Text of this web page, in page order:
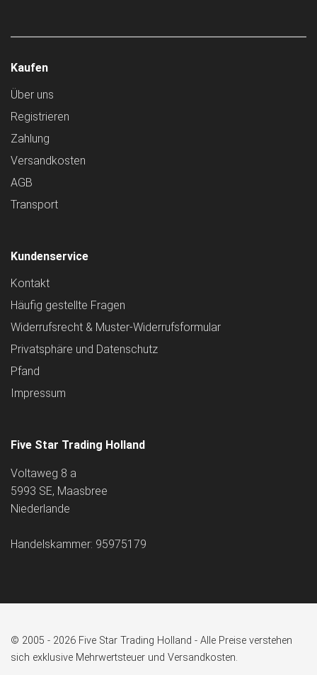
Kaufen
Über uns
Registrieren
Zahlung
Versandkosten
AGB
Transport
Kundenservice
Kontakt
Häufig gestellte Fragen
Widerrufsrecht & Muster-Widerrufsformular
Privatsphäre und Datenschutz
Pfand
Impressum
Five Star Trading Holland
Voltaweg 8 a
5993 SE, Maasbree
Niederlande
Handelskammer: 95975179
© 2005 - 2026 Five Star Trading Holland - Alle Preise verstehen
sich exklusive Mehrwertsteuer und Versandkosten.